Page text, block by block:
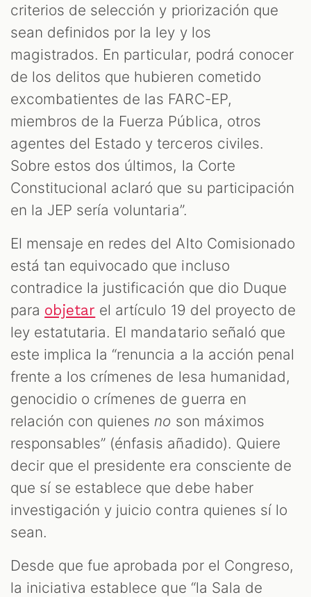
criterios de selección y priorización que
sean definidos por la ley y los
magistrados. En particular, podrá conocer
de los delitos que hubieren cometido
excombatientes de las FARC-EP,
miembros de la Fuerza Pública, otros
agentes del Estado y terceros civiles.
Sobre estos dos últimos, la Corte
Constitucional aclaró que su participación
en la JEP sería voluntaria”.
El mensaje en redes del Alto Comisionado
está tan equivocado que incluso
contradice la justificación que dio Duque
para objetar el artículo 19 del proyecto de
ley estatutaria. El mandatario señaló que
este implica la “renuncia a la acción penal
frente a los crímenes de lesa humanidad,
genocidio o crímenes de guerra en
relación con quienes no son máximos
responsables” (énfasis añadido). Quiere
decir que el presidente era consciente de
que sí se establece que debe haber
investigación y juicio contra quienes sí lo
sean.
Desde que fue aprobada por el Congreso,
la iniciativa establece que “la Sala de